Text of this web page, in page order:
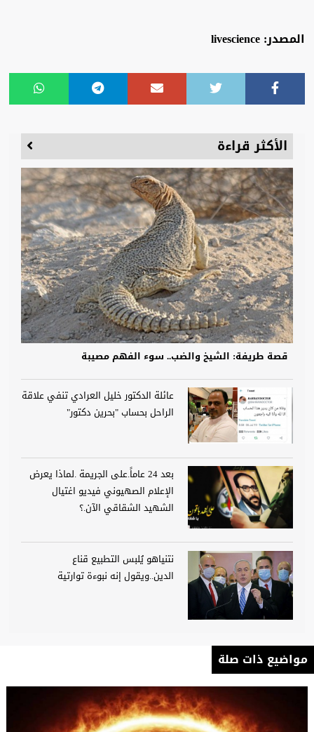
المصدر: livescience
الأكثر قراءة
قصة طريفة: الشيخ والضب.. سوء الفهم مصيبة
عائلة الدكتور خليل العرادي تنفي علاقة
الراحل بحساب "بحرين دكتور"
بعد 24 عاماً.على الجريمة .لماذا يعرض
الإعلام الصهيوني فيديو اغتيال
الشهيد الشقاقي الآن.؟
نتنياهو يُلبس التطبيع قناع
الدين..ويقول إنه نبوءة توارتية
مواضيع ذات صلة